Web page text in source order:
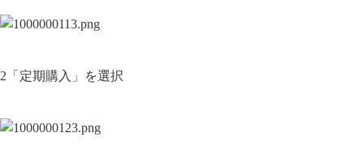
2「定期購入」を選択